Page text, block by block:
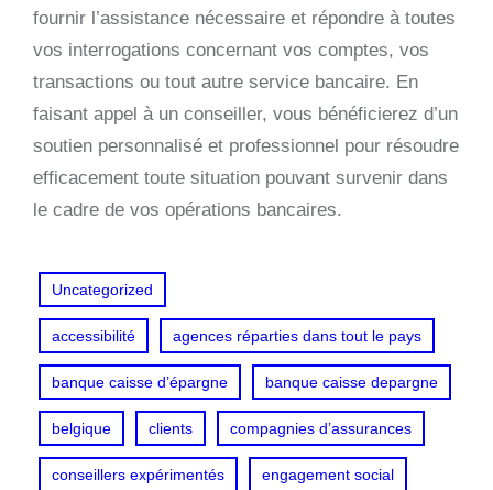
fournir l’assistance nécessaire et répondre à toutes
vos interrogations concernant vos comptes, vos
transactions ou tout autre service bancaire. En
faisant appel à un conseiller, vous bénéficierez d’un
soutien personnalisé et professionnel pour résoudre
efficacement toute situation pouvant survenir dans
le cadre de vos opérations bancaires.
Uncategorized
accessibilité agences réparties dans tout le pays
banque caisse d’épargne banque caisse depargne
belgique clients compagnies d’assurances
conseillers expérimentés engagement social